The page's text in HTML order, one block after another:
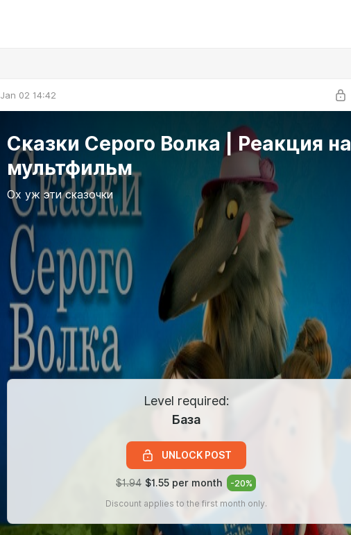
Jan 02 14:42
Сказки Серого Волка | Реакция на
мультфильм
Ох уж эти сказочки
Level required:
База
UNLOCK POST
$1.94 $1.55 per month -20%
Discount applies to the first month only.